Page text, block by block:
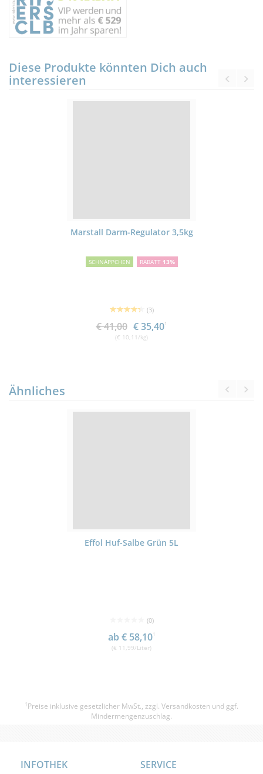
Diese Produkte könnten Dich auch
interessieren
Marstall Darm-Regulator 3,5kg
SCHNÄPPCHEN RABATT 13%
(3)
€ 41,00 € 35,401
(€ 10,11/kg)
Ähnliches
Effol Huf-Salbe Grün 5L
(0)
ab € 58,101
(€ 11,99/Liter)
1 Preise inklusive gesetzlicher MwSt., zzgl. Versandkosten und ggf.
Mindermengenzuschlag.
INFOTHEK SERVICE